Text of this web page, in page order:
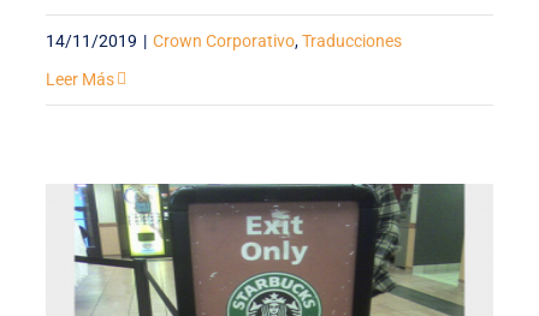
14/11/2019 | Crown Corporativo,Traducciones
Leer Más